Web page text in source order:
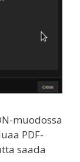
muodossa
PDF-
saada